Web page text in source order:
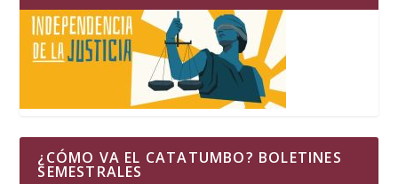
¿CÓMO VA EL CATATUMBO? BOLETINES
SEMESTRALES